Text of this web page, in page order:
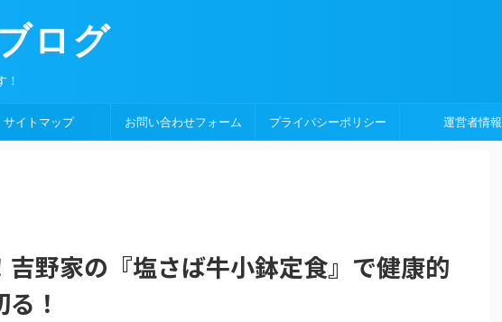
ログ
！
サイトマップ お問い合わせフォーム プライバシーポリシー 運営者情報
吉野家の『塩さば牛小鉢定食』で健康的
！